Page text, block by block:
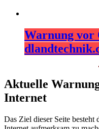
Warnung vor
Aktuelle
Internet
Das Ziel dieser Seite